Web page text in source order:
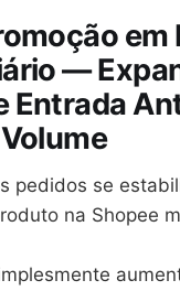
em
—
Entrada
pedidos se
na Shopee